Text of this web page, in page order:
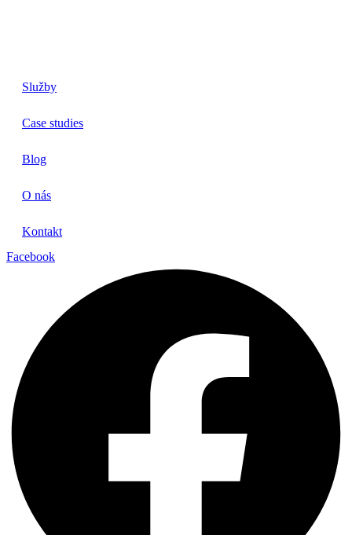
Služby
Case studies
Blog
O nás
Kontakt
Facebook